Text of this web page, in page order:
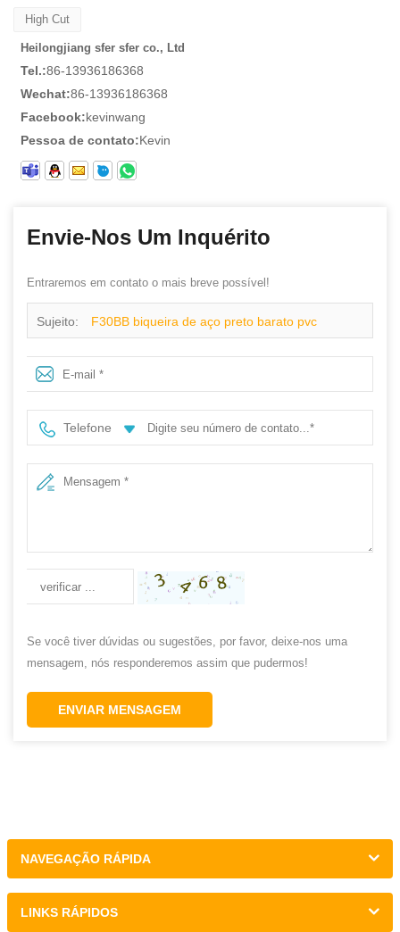
High Cut
Heilongjiang sfer sfer co., Ltd
Tel.:86-13936186368
Wechat:86-13936186368
Facebook:kevinwang
Pessoa de contato:Kevin
Envie-Nos Um Inquérito
Entraremos em contato o mais breve possível!
Sujeito: F30BB biqueira de aço preto barato pvc
segurança brilho carregador de chuva
Telefone
Se você tiver dúvidas ou sugestões, por favor, deixe-nos uma
mensagem, nós responderemos assim que pudermos!
ENVIAR MENSAGEM
NAVEGAÇÃO RÁPIDA
LINKS RÁPIDOS